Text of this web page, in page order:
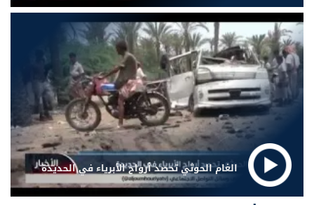
الغام الحوثي تحصد أرواح الأبرياء في الحديدة